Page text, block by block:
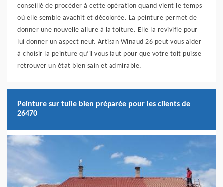
conseillé de procéder à cette opération quand vient le temps
où elle semble avachit et décolorée. La peinture permet de
donner une nouvelle allure à la toiture. Elle la revivifie pour
lui donner un aspect neuf. Artisan Winaud 26 peut vous aider
à choisir la peinture qu’il vous faut pour que votre toit puisse
retrouver un état bien sain et admirable.
Peinture sur tuile bien préparée pour les clients de
26470